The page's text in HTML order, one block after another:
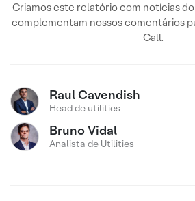
Criamos este relatório com notícias
complementam nossos comentários
Call.
Raul Cavendish
Head de utilities
Bruno Vidal
Analista de Utilities